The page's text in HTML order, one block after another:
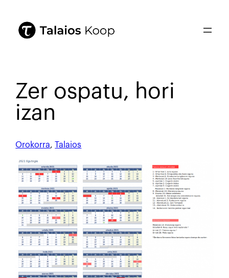
Zer ospatu, hori
izan
Orokorra, Talaios